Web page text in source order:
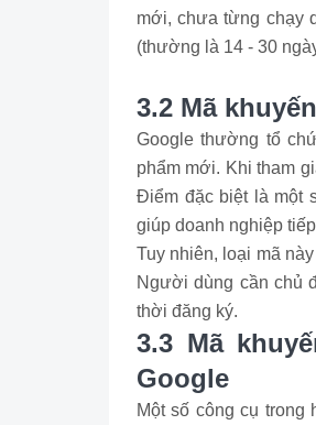
mới, chưa từng chạy
(thường là 14 - 30
3.2 Mã
Google thường tổ
phẩm mới. Khi tham
Điểm đặc biệt là một
giúp doanh nghiệp
Tuy nhiên, loại mã
Người dùng cần chủ
thời đăng ký.
3.3 Mã
Google
Một số công cụ trong